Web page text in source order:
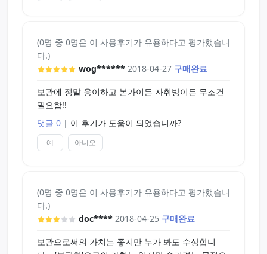
(0명 중 0명은 이 사용후기가 유용하다고 평가했습니
다.)
wog****** 2018-04-27 구매완료
보관에 정말 용이하고 본가이든 자취방이든 무조건
필요함!!
댓글 0 | 이 후기가 도움이 되었습니까?
예 아니오
(0명 중 0명은 이 사용후기가 유용하다고 평가했습니
다.)
doc**** 2018-04-25 구매완료
보관으로써의 가치는 좋지만 누가 봐도 수상합니